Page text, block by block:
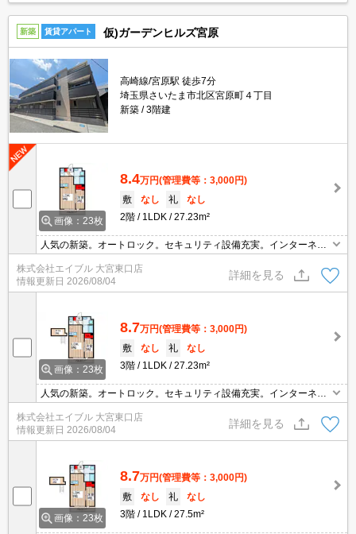
新築 賃貸アパート 仮)ガーデンヒルズ宮原
高崎線/宮原駅 徒歩7分
埼玉県さいたま市北区宮原町４丁目
新築
3階建
画像：23枚
8.4万円(管理費等：3,000円)
敷
なし 礼
なし
2階
1LDK 27.23m²
人気の新築。オートロック。セキュリティ設備充実。インターネッ
ト無料。鍵交換代27,000円。駐輪場登録料2,200円要。事務手数料
8,800円。フリーレント0.5ヶ月。
株式会社エイブル 大宮東口店
情報更新日 2026/08/04
詳細を見る
画像：23枚
8.7万円(管理費等：3,000円)
敷
なし 礼
なし
3階
1LDK 27.23m²
人気の新築。オートロック。セキュリティ設備充実。インターネッ
ト無料。鍵交換代27,000円。駐輪場登録料2,200円要。事務手数料
8,800円。ロフト付き。フリーレント0.5ヶ月。
株式会社エイブル 大宮東口店
情報更新日 2026/08/04
詳細を見る
画像：23枚
8.7万円(管理費等：3,000円)
敷
なし 礼
なし
3階
1LDK 27.5m²